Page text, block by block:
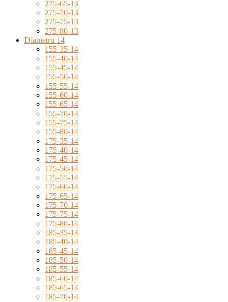
275-65-13
275-70-13
275-75-13
275-80-13
Diametru 14
155-35-14
155-40-14
155-45-14
155-50-14
155-55-14
155-60-14
155-65-14
155-70-14
155-75-14
155-80-14
175-35-14
175-40-14
175-45-14
175-50-14
175-55-14
175-60-14
175-65-14
175-70-14
175-75-14
175-80-14
185-35-14
185-40-14
185-45-14
185-50-14
185-55-14
185-60-14
185-65-14
185-70-14